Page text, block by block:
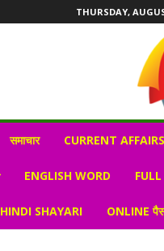
THURSDAY,
समाचार CURRENT AFFAIRS
ENGLISH WORD
HINDI SHAYARI ONLINE